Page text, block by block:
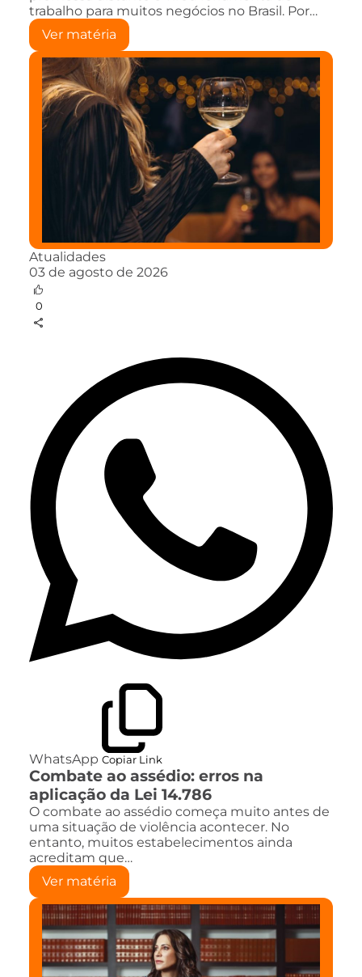
trabalho para muitos negócios no Brasil. Por…
Ver matéria
Atualidades
03 de agosto de 2026
0
WhatsApp Copiar Link
Combate ao assédio: erros na
aplicação da Lei 14.786
O combate ao assédio começa muito antes de
uma situação de violência acontecer. No
entanto, muitos estabelecimentos ainda
acreditam que…
Ver matéria